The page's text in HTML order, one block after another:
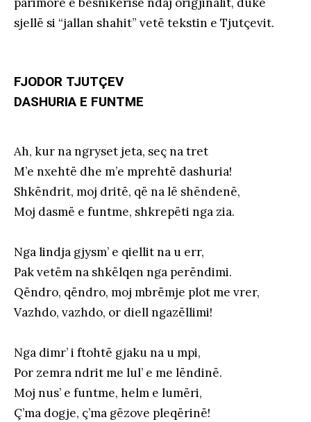
sjellë si “jallan shahit” vetë tekstin e Tjutçevit.
FJODOR TJUTÇEV
DASHURIA E FUNTME
Ah, kur na ngryset jeta, seç na tret
M’e nxehtë dhe m’e mprehtë dashuria!
Shkëndrit, moj dritë, që na lë shëndenë,
Moj dasmë e funtme, shkrepëti nga zia.
Nga lindja gjysm’ e qiellit na u err,
Pak vetëm na shkëlqen nga perëndimi.
Qëndro, qëndro, moj mbrëmje plot me vrer,
Vazhdo, vazhdo, or diell ngazëllimi!
Nga dimr’ i ftohtë gjaku na u mpi,
Por zemra ndrit me lul’ e me lëndinë.
Moj nus’ e funtme, helm e lumëri,
Ç’ma dogje, ç’ma gëzove pleqërinë!